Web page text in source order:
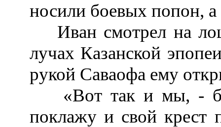
носили боевых попон,
Иван смотрел на
лучах Казанской
рукой Саваофа ему
«Вот так и мы, -
поклажу и свой крест